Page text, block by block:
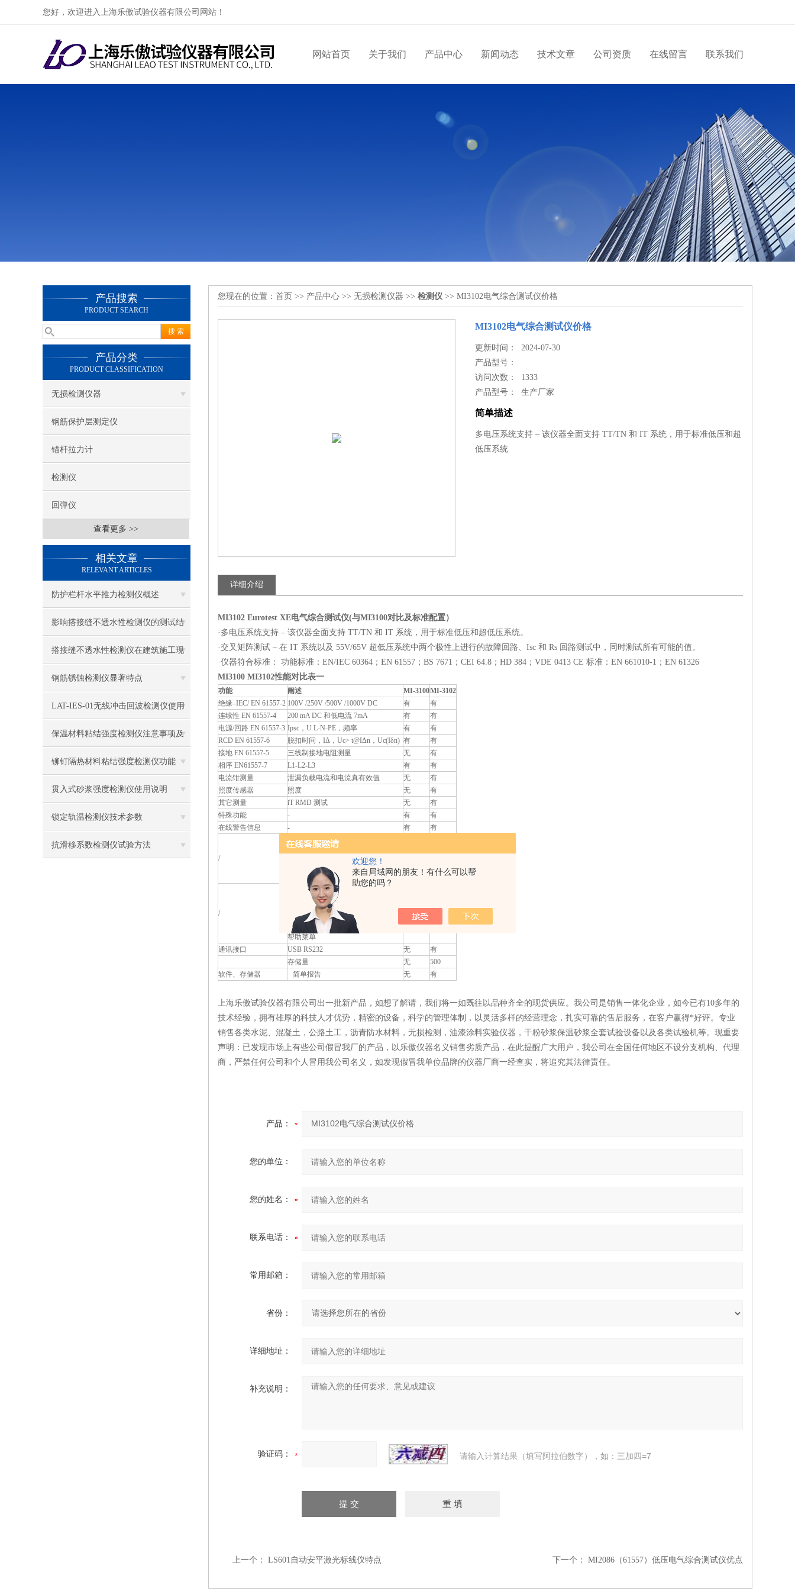
欢迎您！
来自局域网的朋友！有什么可以帮
助您的吗？
您好，欢迎进入上海乐傲试验仪器有限公司网站！
网站首页 关于我们 产品中心 新闻动态 技术文章 公司资质 在线留言 联系我们
产品搜索
PRODUCT SEARCH
产品分类
PRODUCT CLASSIFICATION
无损检测仪器
钢筋保护层测定仪
锚杆拉力计
检测仪
回弹仪
查看更多 >>
相关文章
RELEVANT ARTICLES
防护栏杆水平推力检测仪概述
影响搭接缝不透水性检测仪的测试结
果的因素有哪些？
搭接缝不透水性检测仪在建筑施工现
场中的应用
钢筋锈蚀检测仪显著特点
LAT-IES-01无线冲击回波检测仪使用
操作方法
保温材料粘结强度检测仪注意事项及
保养
铆钉隔热材料粘结强度检测仪功能
贯入式砂浆强度检测仪使用说明
锁定轨温检测仪技术参数
抗滑移系数检测仪试验方法
您现在的位置： 首页 >> 产品中心 >> 无损检测仪器 >> 检测仪 >> MI3102电气综合测试仪价格
MI3102电气综合测试仪价格
更新时间： 2024-07-30
产品型号：
访问次数： 1333
产品型号： 生产厂家
简单描述
多电压系统支持 – 该仪器全面支持 TT/TN 和 IT 系统，用于标准低压和超
低压系统
详细介绍
MI3102 Eurotest XE电气综合测试仪(与MI3100对比及标准配置）
·多电压系统支持 – 该仪器全面支持 TT/TN 和 IT 系统，用于标准低压和超低压系统。
·交叉矩阵测试 – 在 IT 系统以及 55V/65V 超低压系统中两个极性上进行的故障回路、Isc 和 Rs 回路测试中，同时测试所有可能的值。
·仪器符合标准： 功能标准：EN/IEC 60364；EN 61557；BS 7671；CEI 64.8；HD 384；VDE 0413 CE 标准：EN 661010-1；EN 61326
MI3100 MI3102性能对比表一
功能 阐述 MI-3100MI-3102
绝缘–IEC/ EN 61557-2 100V /250V /500V /1000V DC 有
有
连续性 EN 61557-4
200 mA DC 和低电流 7mA 有
有
电源/回路 EN 61557-3 Ipsc，U L-N-PE，频率 有
有
RCD EN 61557-6
脱扣时间，IΔ，Uc> t@IΔn，Uc(Iδn) 有
有
接地 EN 61557-5
三线制接地电阻测量 无
有
相序 EN61557-7
L1-L2-L3 有
有
电流钳测量
泄漏负载电流和电流真有效值 无
有
照度传感器
照度 无
有
其它测量
iT RMD 测试 无
有
特殊功能
- 有
有
在线警告信息
- 有 有
/
频率量程 RCD，电源，回路测试
支持多电压系统 440 V / 230 V / 110 V是
是
支持低压系统 55 / 65 V
TN / TT / IT 电压系统模式
是 是
/
接触电极
评估“通过/失败”结果
在线电压监视器
评估 Isc 熔断器数据库特性
帮助菜单
通讯接口 USB RS232 无
有
存储量
无
500
软件、存储器
简单报告 无 有
上海乐傲试验仪器有限公司出一批新产品，如想了解请，我们将一如既往以品种齐全的现货供应。我公司是销售一体化企业，如今已有10多年的
技术经验，拥有雄厚的科技人才优势，精密的设备，科学的管理体制，以灵活多样的经营理念，扎实可靠的售后服务，在客户赢得*好评。专业
销售各类水泥、混凝土，公路土工，沥青防水材料，无损检测，油漆涂料实验仪器，干粉砂浆保温砂浆全套试验设备以及各类试验机等。现重要
声明：已发现市场上有些公司假冒我厂的产品，以乐傲仪器名义销售劣质产品，在此提醒广大用户，我公司在全国任何地区不设分支机构、代理
商，严禁任何公司和个人冒用我公司名义，如发现假冒我单位品牌的仪器厂商一经查实，将追究其法律责任。
产品：
您的单位：
您的姓名：
联系电话：
常用邮箱：
省份：
详细地址：
补充说明：
验证码： 请输入计算结果（填写阿拉伯数字），如：三加四=7
上一个： LS601自动安平激光标线仪特点 下一个： MI2086（61557）低压电气综合测试仪优点